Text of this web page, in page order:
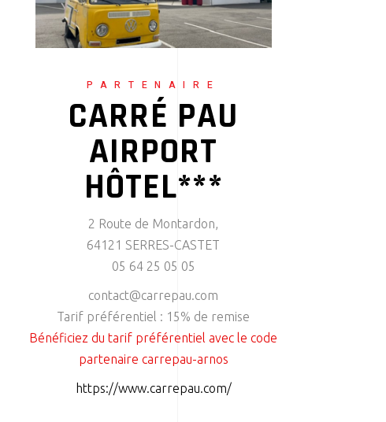
PARTENAIRE
CARRÉ PAU
AIRPORT
HÔTEL***
2 Route de Montardon,
64121 SERRES-CASTET
05 64 25 05 05
contact@carrepau.com
Tarif préférentiel : 15% de remise
Bénéficiez du tarif préférentiel avec le code
partenaire carrepau-arnos
https://www.carrepau.com/